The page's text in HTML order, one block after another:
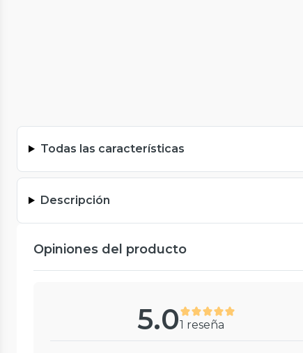
Todas las características
Descripción
Opiniones del producto
5.01 reseña